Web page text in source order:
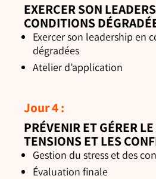
EXERCER SON
CONDITIONS
Exercer son leadership en
dégradées
Atelier d’application
Jour 4 :
PRÉVENIR ET GÉRER
TENSIONS ET LES
Gestion du stress et des
Évaluation finale